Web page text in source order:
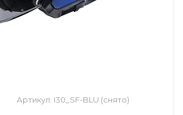
Артикул: I30_SF-BLU (снято)